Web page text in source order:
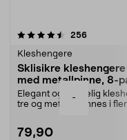
-
256
Kleshengere
Sklisikre
med metallpinne, 8-
Elegant og skikkelig
tre og metall – finnes i
79,90
4.5av 5 stjerner